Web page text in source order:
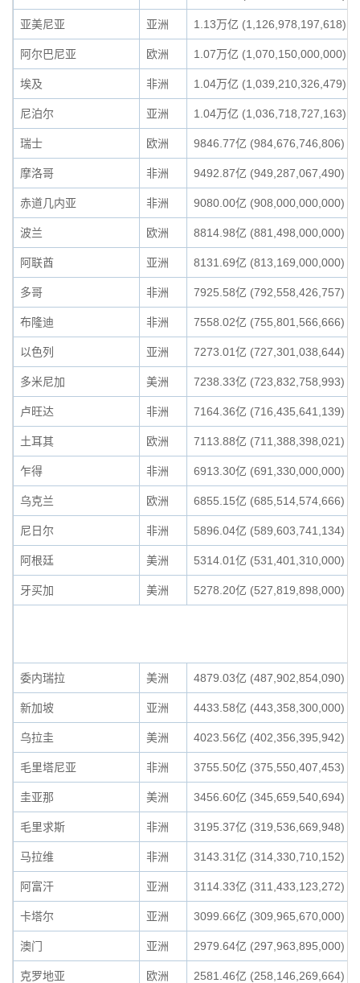
亚美尼亚 亚洲 1.13万亿 (1,126,978,197,618)
阿尔巴尼亚 欧洲 1.07万亿 (1,070,150,000,000)
埃及 非洲 1.04万亿 (1,039,210,326,479)
尼泊尔 亚洲 1.04万亿 (1,036,718,727,163)
瑞士 欧洲 9846.77亿 (984,676,746,806)
摩洛哥 非洲 9492.87亿 (949,287,067,490)
赤道几内亚 非洲 9080.00亿 (908,000,000,000)
波兰 欧洲 8814.98亿 (881,498,000,000)
阿联酋 亚洲 8131.69亿 (813,169,000,000)
多哥 非洲 7925.58亿 (792,558,426,757)
布隆迪 非洲 7558.02亿 (755,801,566,666)
以色列 亚洲 7273.01亿 (727,301,038,644)
多米尼加 美洲 7238.33亿 (723,832,758,993)
卢旺达 非洲 7164.36亿 (716,435,641,139)
土耳其 欧洲 7113.88亿 (711,388,398,021)
乍得 非洲 6913.30亿 (691,330,000,000)
乌克兰 欧洲 6855.15亿 (685,514,574,666)
尼日尔 非洲 5896.04亿 (589,603,741,134)
阿根廷 美洲 5314.01亿 (531,401,310,000)
牙买加 美洲 5278.20亿 (527,819,898,000)
委内瑞拉 美洲 4879.03亿 (487,902,854,090)
新加坡 亚洲 4433.58亿 (443,358,300,000)
乌拉圭 美洲 4023.56亿 (402,356,395,942)
毛里塔尼亚 非洲 3755.50亿 (375,550,407,453)
圭亚那 美洲 3456.60亿 (345,659,540,694)
毛里求斯 非洲 3195.37亿 (319,536,669,948)
马拉维 非洲 3143.31亿 (314,330,710,152)
阿富汗 亚洲 3114.33亿 (311,433,123,272)
卡塔尔 亚洲 3099.66亿 (309,965,670,000)
澳门 亚洲 2979.64亿 (297,963,895,000)
克罗地亚 欧洲 2581.46亿 (258,146,269,664)